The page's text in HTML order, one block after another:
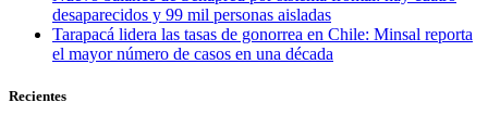
desaparecidos y 99 mil personas aisladas
Tarapacá lidera las tasas de gonorrea en Chile: Minsal reporta
el mayor número de casos en una década
Recientes